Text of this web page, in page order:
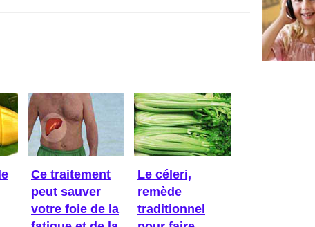
Ce traitement
peut sauver
votre foie de la
Le céleri,
remède
traditionnel